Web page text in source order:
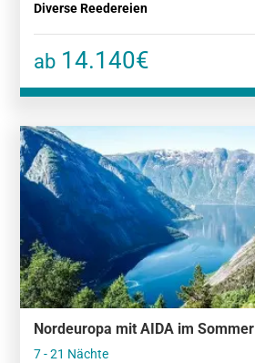
Diverse Reedereien
ab 14.140€
Nordeuropa mit AIDA im Sommer